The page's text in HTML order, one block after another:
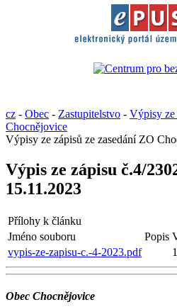
cz - Obec - Zastupitelstvo - Výpisy ze
Chocnějovice
Výpisy ze zápisů ze zasedání ZO
Výpis ze zápisu č.4/
15.11.2023
Přílohy k článku
Jméno souboru
Popis
vypis-ze-zapisu-c.-4-2023.pdf
Obec Chocnějovice